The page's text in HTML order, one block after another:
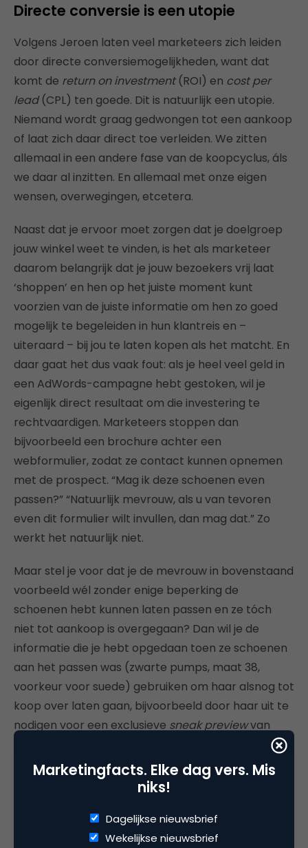
Directe conversie is een utopie
Volgens Jeroen laten veel marketeers zich leiden
door directe conversiemogelijkheden, want dat
komt de return on investment(ROI) en cost per
lead(CPL) ten goede. Dit is natuurlijk een utopie.
Niemand wordt graag gedwongen tot een aankoop
of laat zich daar direct toe verleiden. We zitten
allemaal in een andere fase van de koopcyclus, áls
we daar al inzitten. En allemaal met onze eigen
wensen, overwegingen, etcetera.
Naast dat je ervoor moet zorgen dat je doelgroep
jouw winkel weet te vinden, is het als marketeer
daarom belangrijk dat je jouw bezoekers vrij laat
‘shoppen’ en hen op het juiste moment kunt
voorzien van de juiste informatie om hen zo goed
mogelijk te begeleiden in hun klantreis en –
uiteraard – bij jou te laten kopen als het matcht. En
daar gaat het dus vaak fout: als je heel veel geld in
een AdWords-campagne hebt gestoken, wil je
eigenlijk direct resultaat om die investering te
rechtvaardigen. Marketeers stoppen dan
bijvoorbeeld een brochure achter een
webformulier, zodat ze contact kunnen opnemen
met de prospect. “Mag ik deze schoenen even
passen?” “Natuurlijk mevrouw, als u van tevoren
even dit formulier wilt invullen, dan mag dat.” Zo
werkt het natuurlijk niet.
Maar stel je voor dat je de mevrouw in bovenstaand
voorbeeld wél zonder enige beperking de
schoenen hebt kunnen laten passen en ze tóch
niet tot aankoop is overgegaan? Dan wil je de
informatie die je hebt opgedaan toen ze schoenen
aan het passen was (zwarte pumps, maat 38,
voorkeur voor suede) gebruiken om haar alsnog tot
koop over laten gaan, bijvoorbeeld door haar uit te
nodigen voor een exclusieve sneak previewvan
zwarte pumps. Maar je hebt haar contactgegevens
(bewust) niet…
Jeroen Ederveen heeft een lange en intensieve
Marketingfacts. Elke dag vers. Mis
niks!
Dagelijkse nieuwsbrief
Wekelijkse nieuwsbrief